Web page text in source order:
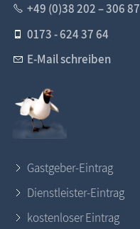
+49 (0)38 202 – 306 87
0173 - 624 37 64
E-Mail schreiben
Gastgeber-Eintrag
Dienstleister-Eintrag
kostenloser Eintrag